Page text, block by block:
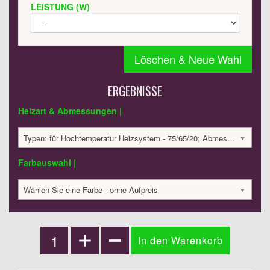
LEISTUNG (W)
Löschen & Neue Wahl
ERGEBNISSE
Heizart & Abmessungen |
Typen: für Hochtemperatur Heizsystem - 75/65/20; Abmessungen: 796x400x35 mm; 402 Watt:; 688.22 €
Farbauswahl |
Wählen Sie eine Farbe - ohne Aufpreis